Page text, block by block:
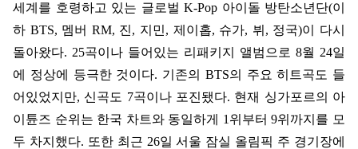
세계를 호령하고 있는 글로벌 K-Pop 아이돌 방탄소년단(이
하 BTS, 멤버 RM, 진, 지민, 제이홉, 슈가, 뷔 , 정국)이 다시
돌아왔다. 25곡이나 들어있는 리패키지 앨범으로 8월 24일
에 정상에 등극한 것이다. 기존의 BTS의 주요 히트곡도 들
어있었지만, 신곡도 7곡이나 포진됐다. 현재 싱가포르의 아
이튠즈 순위는 한국 차트와 동일하게 1 위부터9위까지를 모
두 차지했다. 또한 최근 26일 서울 잠실 올림픽 주 경기장에